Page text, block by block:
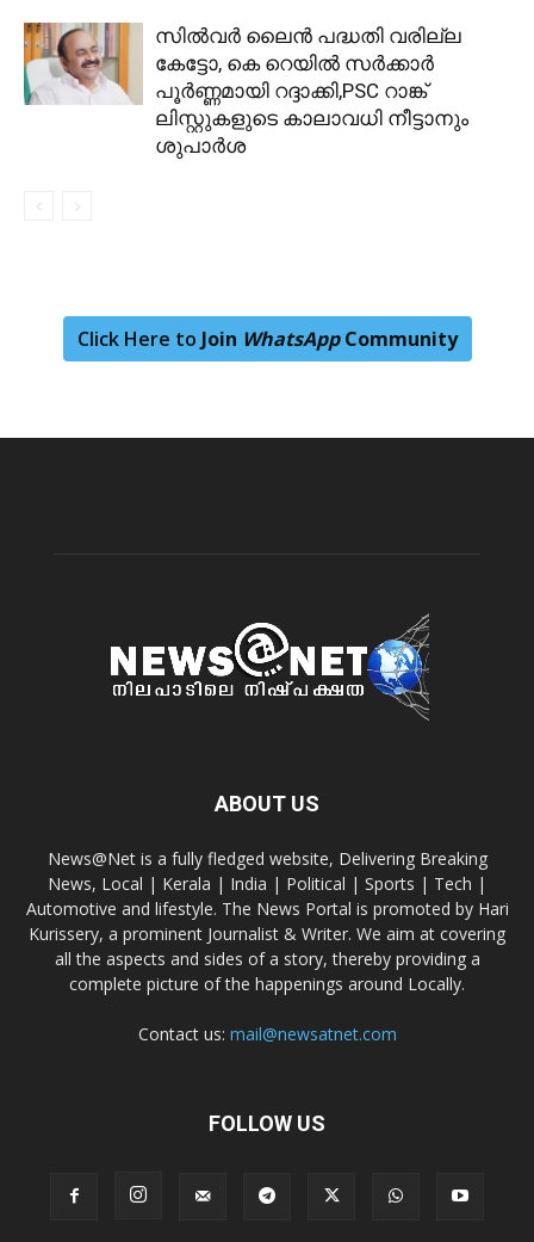
സിൽവർ ലൈൻ പദ്ധതി വരില്ല
കേട്ടോ, കെ റെയില്‍ സർക്കാർ
പൂർണ്ണമായി റദ്ദാക്കി,PSC റാങ്ക്
ലിസ്റ്റുകളുടെ കാലാവധി നീട്ടാനും
ശുപാര്‍ശ
Click Here to Join WhatsAppCommunity
ABOUT US
News@Net is a fully fledged website, Delivering Breaking
News, Local | Kerala | India | Political | Sports | Tech |
Automotive and lifestyle. The News Portal is promoted by Hari
Kurissery, a prominent Journalist & Writer. We aim at covering
all the aspects and sides of a story, thereby providing a
complete picture of the happenings around Locally.
Contact us: mail@newsatnet.com
FOLLOW US